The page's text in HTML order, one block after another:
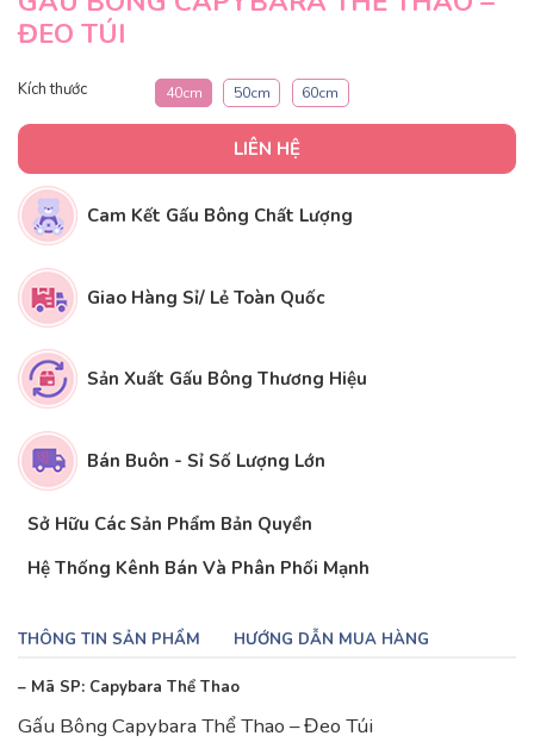
ĐEO TÚI
Kích thước 40cm 50cm 60cm
LIÊN HỆ
Cam Kết Gấu Bông Chất Lượng
Giao Hàng Sỉ/ Lẻ Toàn Quốc
Sản Xuất Gấu Bông Thương Hiệu
Bán Buôn - Sỉ Số Lượng Lớn
Sở Hữu Các Sản Phẩm Bản Quyền
Hệ Thống Kênh Bán Và Phân Phối Mạnh
THÔNG TIN SẢN PHẨM HƯỚNG DẪN MUA HÀNG
– Mã SP: Capybara Thể Thao
Gấu Bông Capybara Thể Thao – Đeo Túi